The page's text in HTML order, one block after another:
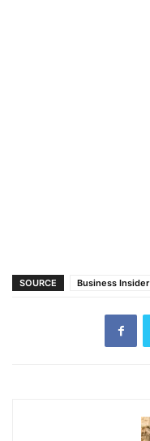
SOURCE Business Insider